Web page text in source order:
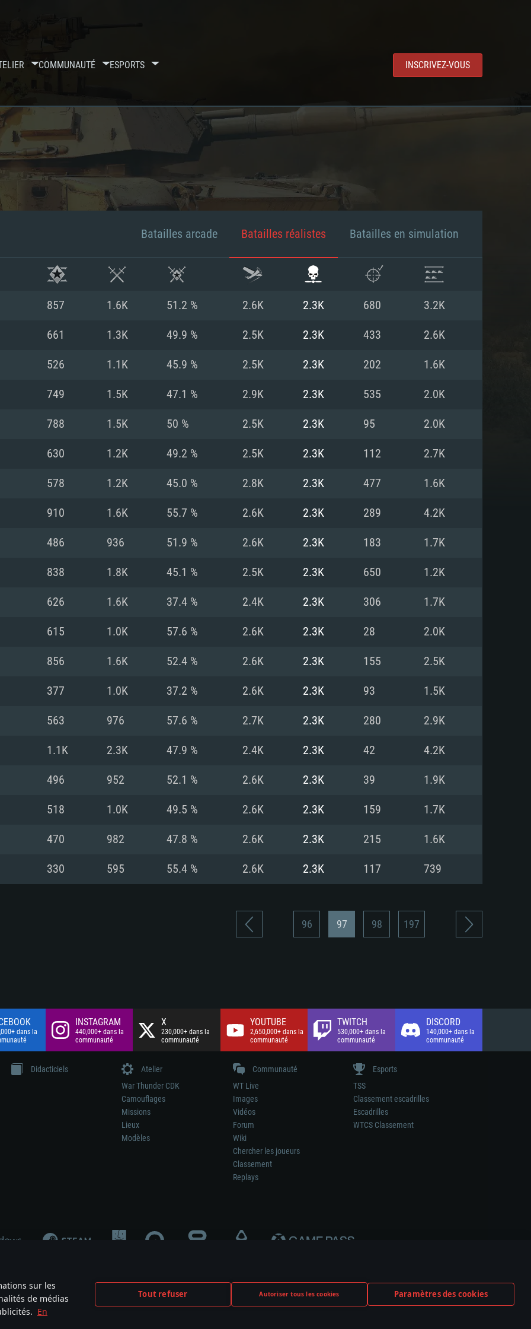
sur les
de médias
En
Tout refuser Autoriser tous les cookies Paramètres des cookies
COMMUNAUTÉ ESPORTS INSCRIVEZ-VOUS
SYSTÈME REQUISE
11: AMD
660. La
le jeu est de
Recommandée
Carte graphique supportant DirectX 11 ou plus et
drivers: Nvidia GeForce 1060 et plus, Radeon RX
570 et plus.
Connection: Connexion Internet à haut débit
Disque dur: 75.9 Go (client complet)
supportés)
(Mac), ou
minimale
Recommandée
ne sont pas supportés)
Mémoire: 8 GB
Carte graphique: Radeon Vega II ou plus avec
support de Metal
Connection: Connexion Internet à haut débit
Disque dur: 62,2 Go (client complet)
les derniers
pour AMD
haut débit
Recommandée
Carte graphique: NVIDIA 1060 avec les derniers
drivers (moins de 6 mois) / de même pour AMD
(Radeon RX 570) avec les derniers drivers de
Disque dur: 60,2 Go (client complet)
Batailles arcade Batailles réalistes Batailles en simulation
857 1.6K 51.2 % 2.6K 2.3K 680 3.2K
661 1.3K 49.9 % 2.5K 2.3K 433 2.6K
526 1.1K 45.9 % 2.5K 2.3K 202 1.6K
749 1.5K 47.1 % 2.9K 2.3K 535 2.0K
788 1.5K 50 % 2.5K 2.3K 95 2.0K
630 1.2K 49.2 % 2.5K 2.3K 112 2.7K
578 1.2K 45.0 % 2.8K 2.3K 477 1.6K
910 1.6K 55.7 % 2.6K 2.3K 289 4.2K
486 936 51.9 % 2.6K 2.3K 183 1.7K
838 1.8K 45.1 % 2.5K 2.3K 650 1.2K
626 1.6K 37.4 % 2.4K 2.3K 306 1.7K
615 1.0K 57.6 % 2.6K 2.3K 28 2.0K
856 1.6K 52.4 % 2.6K 2.3K 155 2.5K
377 1.0K 37.2 % 2.6K 2.3K 93 1.5K
563 976 57.6 % 2.7K 2.3K 280 2.9K
1.1K 2.3K 47.9 % 2.4K 2.3K 42 4.2K
496 952 52.1 % 2.6K 2.3K 39 1.9K
518 1.0K 49.5 % 2.6K 2.3K 159 1.7K
470 982 47.8 % 2.6K 2.3K 215 1.6K
330 595 55.4 % 2.6K 2.3K 117 739
96 97 98 197
dans la
INSTAGRAM
440,000+ dans la
communauté
X
230,000+ dans la
communauté
YOUTUBE
2,650,000+ dans la
communauté
TWITCH
530,000+ dans la
communauté
DISCORD
140,000+ dans la
communauté
Didacticiels
Atelier
War Thunder CDK
Camouflages
Missions
Lieux
Modèles
Communauté
WT Live
Images
Vidéos
Forum
Wiki
Chercher les joueurs
Classement
Replays
Esports
TSS
Classement escadrilles
Escadrilles
WTCS Classement
pas la participation au développement du jeu, le sponsoring ou à l’approbation de tout fabricant d’armes ou de véhicule.
are the property of their respective owners.